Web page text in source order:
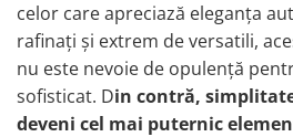
Coliere Transparente cu Flori
Coliere Transparente cu Animale
Coliere Transparente cu Molecule
Coliere Transparente cu Pietre
Naturale
celor care apreciază eleganța
rafinați și extrem de versatili,
nu este nevoie de opulență
sofisticat. Din contră,
deveni cel mai puternic